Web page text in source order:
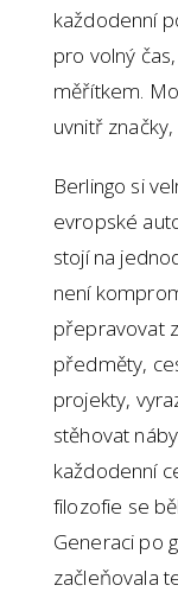
každodenní
pro volný
měřítkem.
uvnitř
Berlingo si
evropské
stojí na
není
přepravovat
předměty,
projekty,
stěhovat
každodenní
filozofie se
Generaci po
začleňovala